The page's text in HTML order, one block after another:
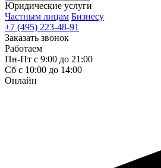
Юридические услуги
Частным лицам Бизнесу
+7 (495) 223-48-91
Заказать звонок
Работаем
Пн-Пт с 9:00 до 21:00
Сб с 10:00 до 14:00
Онлайн